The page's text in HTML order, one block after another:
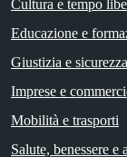
Cultura e tempo
Educazione e
Giustizia e
Imprese e
Mobilità e trasporti
Salute, benessere e